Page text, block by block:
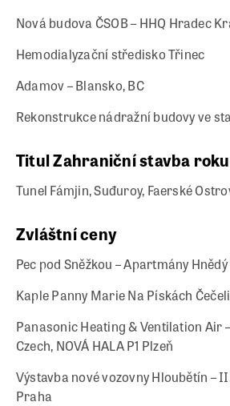
Nová budova ČSOB – HHQ Hradec
Hemodialyzační středisko Třinec
Adamov – Blansko, BC
Rekonstrukce nádražní budovy ve
Titul Zahraniční stavba
Tunel Fámjin, Suđuroy, Faerské
Zvláštní ceny
Pec pod Sněžkou – Apartmány
Kaple Panny Marie Na Pískách
Panasonic Heating & Ventilation Air
Czech, NOVÁ HALA P1 Plzeň
Výstavba nové vozovny Hloubětín –
Praha